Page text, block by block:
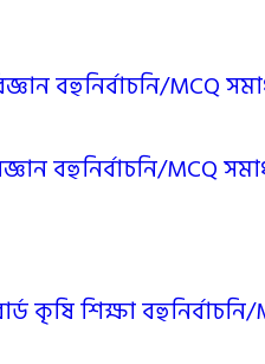
বহুনির্বাচনি/
বহুনির্বাচনি/